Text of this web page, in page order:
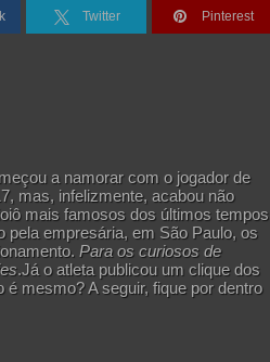
Twitter Pinterest
a namorar com o jogador de
mas, infelizmente, acabou não
mais famosos dos últimos tempos
pela empresária, em São Paulo, os
Para os curiosos de
.Já o atleta publicou um clique dos
é mesmo? A seguir, fique por dentro